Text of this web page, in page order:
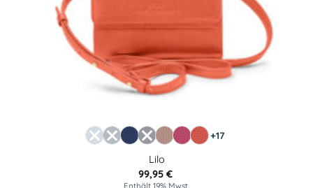
+17
Lilo
99,95 €
Enthält 19% Mwst.